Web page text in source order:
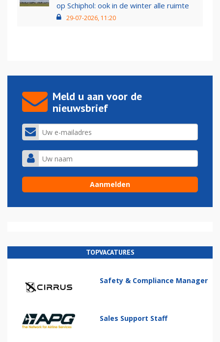
op Schiphol: ook in de winter alle ruimte
29-07-2026, 11:20
Meld u aan voor de
nieuwsbrief
TOPVACATURES
Safety & Compliance Manager
Sales Support Staff